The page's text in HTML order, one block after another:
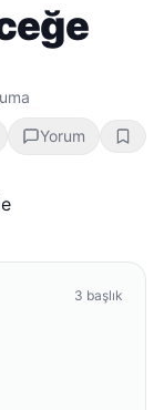
Yorum
3 başlık